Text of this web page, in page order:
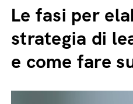
Le fasi per
strategia di
e come fare